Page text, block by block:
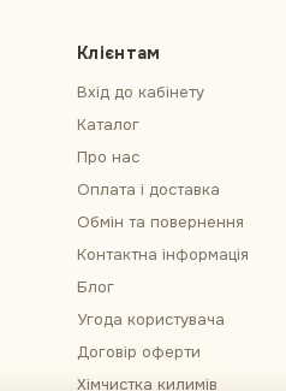
Клієнтам
Вхід до кабінету
Каталог
Про нас
Оплата і доставка
Обмін та повернення
Контактна інформація
Блог
Угода користувача
Договір оферти
Хімчистка килимів